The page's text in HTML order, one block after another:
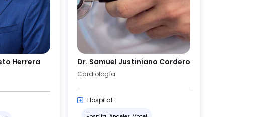
Herrera
Dr. Samuel Justiniano Cordero
Cardiología
Hospital: